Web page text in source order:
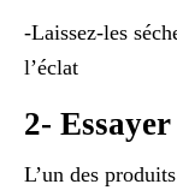
-Laissez-les
l’éclat
2-
L’un des